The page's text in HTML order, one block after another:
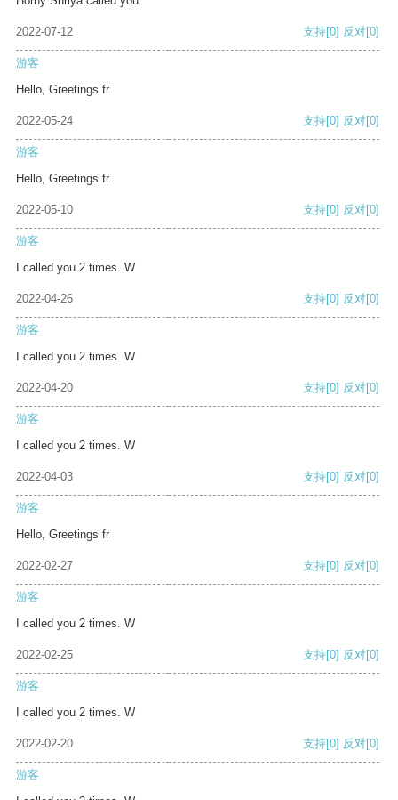
2022-07-12 支持[0] 反对[0]
游客
Hello, Greetings fr
2022-05-24 支持[0] 反对[0]
游客
Hello, Greetings fr
2022-05-10 支持[0] 反对[0]
游客
I called you 2 times. W
2022-04-26 支持[0] 反对[0]
游客
I called you 2 times. W
2022-04-20 支持[0] 反对[0]
游客
I called you 2 times. W
2022-04-03 支持[0] 反对[0]
游客
Hello, Greetings fr
2022-02-27 支持[0] 反对[0]
游客
I called you 2 times. W
2022-02-25 支持[0] 反对[0]
游客
I called you 2 times. W
2022-02-20 支持[0] 反对[0]
游客